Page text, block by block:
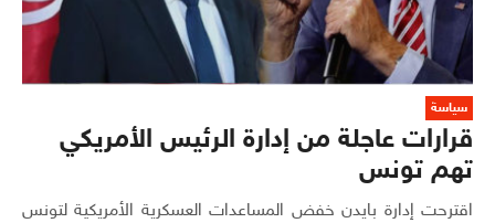
سياسة
قرارات عاجلة من إدارة الرئيس الأمريكي
تهم تونس
اقترحت إدارة بايدن خفض المساعدات العسكرية الأمريكية لتونس